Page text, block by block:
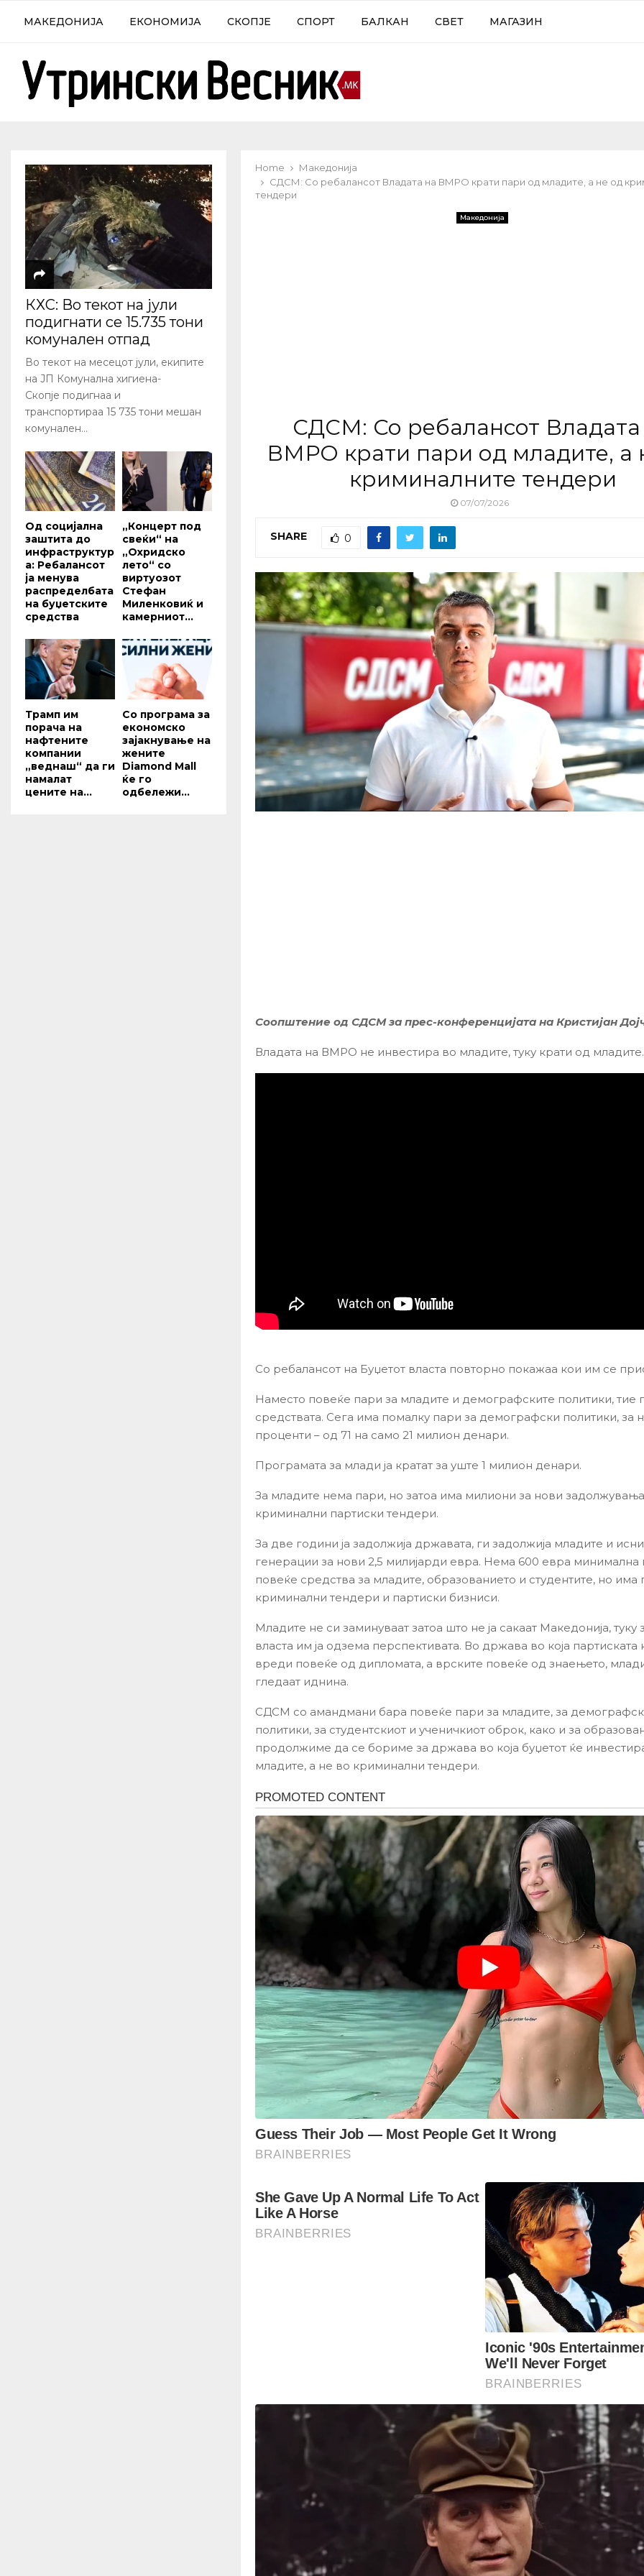
МАКЕДОНИЈА ЕКОНОМИЈА СКОПЈЕ СПОРТ БАЛКАН СВЕТ МАГАЗИН
Home
Македонија
СДСМ: Со ребалансот Владата на ВМРО крати пари од младите, а не од
тендери
Македонија
СДСМ: Со ребалансот Владата
ВМРО крати пари од младите, а
криминалните тендери
07/07/2026
SHARE 0
Соопштение од СДСМ за прес-конференцијата на Кристијан
Владата на ВМРО не инвестира во младите, туку крати од младите.
Со ребалансот на Буџетот власта повторно покажаа кои им се
Наместо повеќе пари за младите и демографските политики, тие
средствата. Сега има помалку пари за демографски политики, за
проценти – од 71 на само 21 милион денари.
Програмата за млади ја кратат за уште 1 милион денари.
За младите нема пари, но затоа има милиони за нови
криминални партиски тендери.
За две години ја задолжија државата, ги задолжија младите и
генерации за нови 2,5 милијарди евра. Нема 600 евра минимална
повеќе средства за младите, образованието и студентите, но има
криминални тендери и партиски бизниси.
Младите не си заминуваат затоа што не ја сакаат Македонија, туку
власта им ја одзема перспективата. Во држава во која партиската
вреди повеќе од дипломата, а врските повеќе од знаењето,
гледаат иднина.
СДСМ со амандмани бара повеќе пари за младите, за
политики, за студентскиот и ученичкиот оброк, како и за
продолжиме да се бориме за држава во која буџетот ќе
младите, а не во криминални тендери.
КХС: Во текот на јули
подигнати се 15.735 тони
комунален отпад
Во текот на месецот јули, екипите
на ЈП Комунална хигиена-
Скопје подигнаа и
транспортираа 15 735 тони мешан
комунален...
Од социјална
заштита до
инфраструктур
а: Ребалансот
ја менува
распределбата
на буџетските
средства
„Концерт под
свеќи“ на
„Охридско
лето“ со
виртуозот
Стефан
Миленковиќ и
камерниот...
Трамп им
порача на
нафтените
компании
„веднаш“ да ги
намалат
цените на...
Со програма за
економско
зајакнување на
жените
Diamond Mall
ќе го
одбележи...